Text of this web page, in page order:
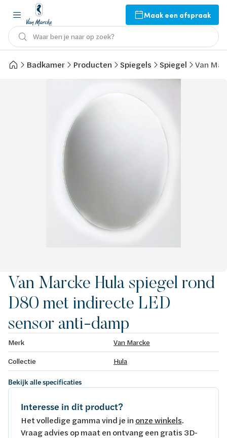
Maak een afspraak
Waar ben je naar op zoek?
Badkamer Producten Spiegels Spiegel Van
Van Marcke Hula spiegel rond
D80 met indirecte LED
sensor anti-damp
Merk
Van Marcke
Collectie
Hula
Bekijk alle specificaties
Interesse in dit product?
Het volledige gamma vind je in onze winkels.
Vraag advies op maat en ontvang een gratis 3D-